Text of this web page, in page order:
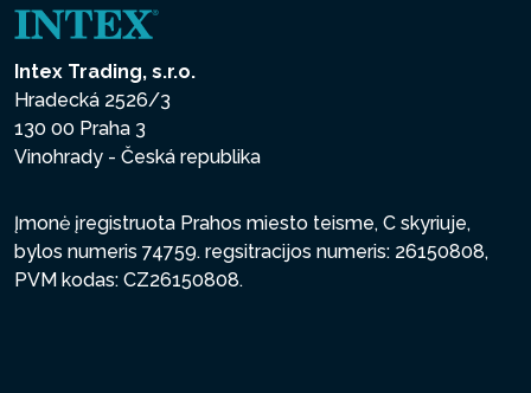
Intex Trading, s.r.o.
Hradecká 2526/3
130 00 Praha 3
Vinohrady - Česká republika
Įmonė įregistruota Prahos miesto teisme, C skyriuje,
bylos numeris 74759. regsitracijos numeris: 26150808,
PVM kodas: CZ26150808.